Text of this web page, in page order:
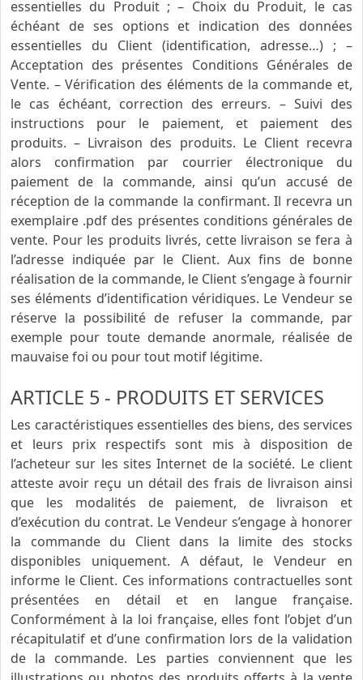
essentielles du Produit ; – Choix du Produit, le cas
échéant de ses options et indication des données
essentielles du Client (identification, adresse…) ; –
Acceptation des présentes Conditions Générales de
Vente. – Vérification des éléments de la commande et,
le cas échéant, correction des erreurs. – Suivi des
instructions pour le paiement, et paiement des
produits. – Livraison des produits. Le Client recevra
alors confirmation par courrier électronique du
paiement de la commande, ainsi qu’un accusé de
réception de la commande la confirmant. Il recevra un
exemplaire .pdf des présentes conditions générales de
vente. Pour les produits livrés, cette livraison se fera à
l’adresse indiquée par le Client. Aux fins de bonne
réalisation de la commande, le Client s’engage à fournir
ses éléments d’identification véridiques. Le Vendeur se
réserve la possibilité de refuser la commande, par
exemple pour toute demande anormale, réalisée de
mauvaise foi ou pour tout motif légitime.
ARTICLE 5 - PRODUITS ET SERVICES
Les caractéristiques essentielles des biens, des services
et leurs prix respectifs sont mis à disposition de
l’acheteur sur les sites Internet de la société. Le client
atteste avoir reçu un détail des frais de livraison ainsi
que les modalités de paiement, de livraison et
d’exécution du contrat. Le Vendeur s’engage à honorer
la commande du Client dans la limite des stocks
disponibles uniquement. A défaut, le Vendeur en
informe le Client. Ces informations contractuelles sont
présentées en détail et en langue française.
Conformément à la loi française, elles font l’objet d’un
récapitulatif et d’une confirmation lors de la validation
de la commande. Les parties conviennent que les